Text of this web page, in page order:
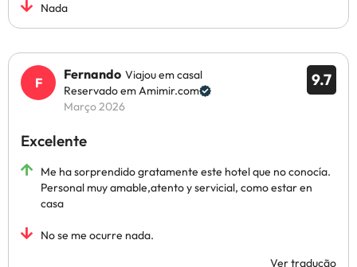
Nada
9.7
Fernando Viajou em casal
Reservado em Amimir.com
Março 2026
Excelente
Me ha sorprendido gratamente este hotel que no conocía.
Personal muy amable,atento y servicial, como estar en
casa
No se me ocurre nada.
Ver tradução